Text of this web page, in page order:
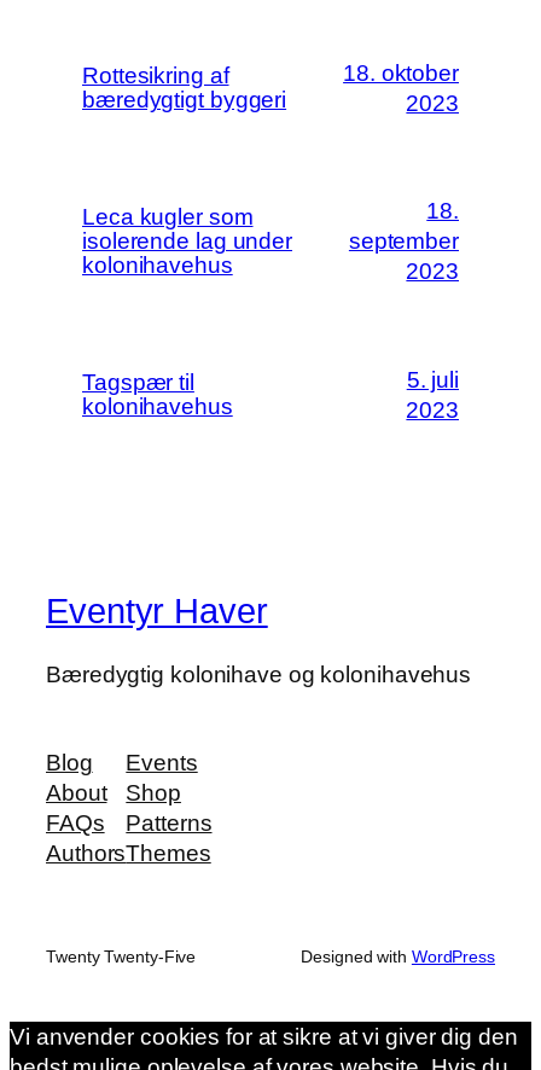
Rottesikring af
bæredygtigt byggeri
18. oktober
2023
Leca kugler som
isolerende lag under
kolonihavehus
18.
september
2023
Tagspær til
kolonihavehus
5. juli
2023
Eventyr Haver
Bæredygtig kolonihave og kolonihavehus
Blog
About
FAQs
Authors
Events
Shop
Patterns
Themes
Twenty Twenty-Five Designed with WordPress
Vi anvender cookies for at sikre at vi giver dig den